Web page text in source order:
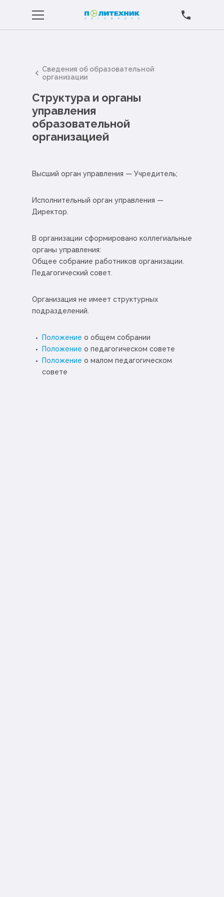
Сведения об образовательной
организации
Структура и органы
управления
образовательной
организацией
Высший орган управления — Учредитель;
Исполнительный орган управления —
Директор.
В организации сформировано коллегиальные
органы управления:
Общее собрание работников организации.
Педагогический совет.
Организация не имеет структурных
подразделений.
Положение о общем собрании
Положение о педагогическом совете
Положение о малом педагогическом
совете